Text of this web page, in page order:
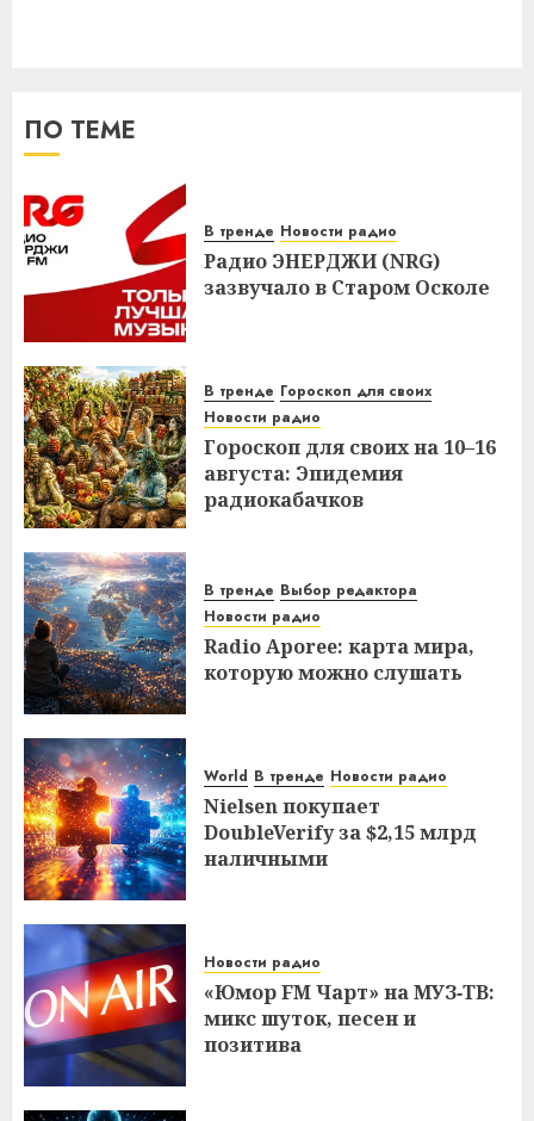
ПО ТЕМЕ
В тренде Новости радио
Радио ЭНЕРДЖИ (NRG)
зазвучало в Старом Осколе
В тренде Гороскоп для своих
Новости радио
Гороскоп для своих на 10–16
августа: Эпидемия
радиокабачков
В тренде Выбор редактора
Новости радио
Radio Aporee: карта мира,
которую можно слушать
World В тренде Новости радио
Nielsen покупает
DoubleVerify за $2,15 млрд
наличными
Новости радио
«Юмор FM Чарт» на МУЗ‑ТВ:
микс шуток, песен и
позитива